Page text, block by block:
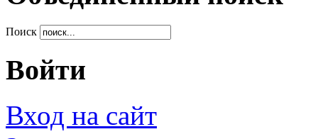
Поиск
Войти
Вход на сайт